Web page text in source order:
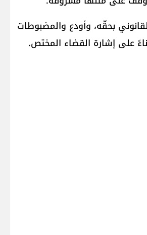
بحقّه، وأودع والمضبوطات
على إشارة القضاء المختص.